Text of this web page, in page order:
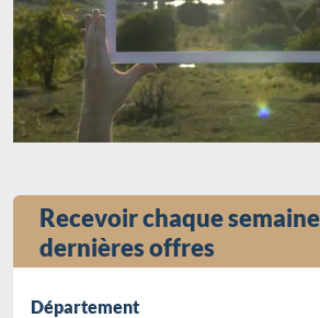
Recevoir chaque
dernières offres
Département